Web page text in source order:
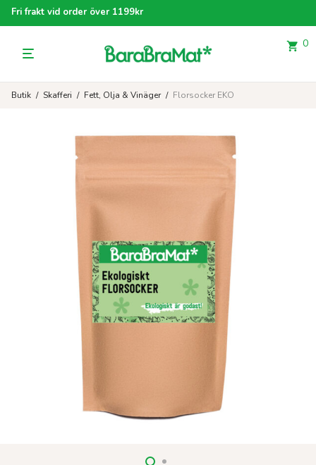
Fri frakt vid order över 1199kr
0
Butik / Skafferi / Fett, Olja & Vinäger / Florsocker EKO